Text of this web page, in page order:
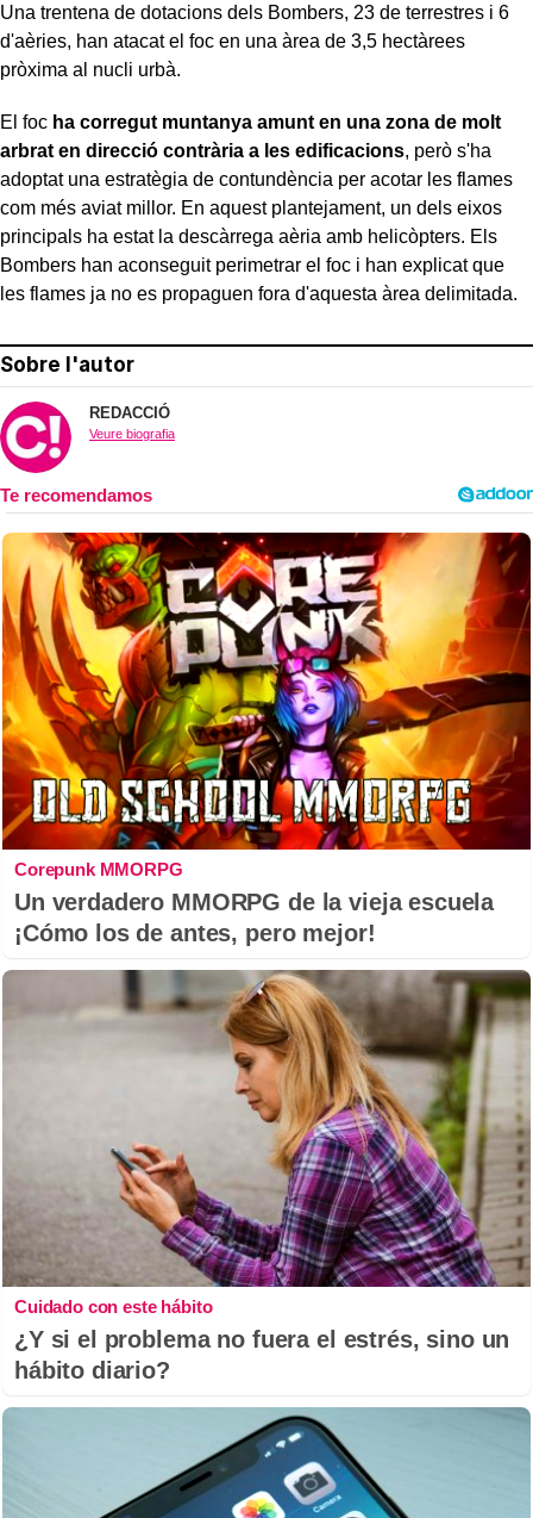
Una trentena de dotacions dels Bombers, 23 de terrestres i 6
d'aèries, han atacat el foc en una àrea de 3,5 hectàrees
pròxima al nucli urbà.
El foc ha corregut muntanya amunt en una zona de molt
arbrat en direcció contrària a les edificacions, però s'ha
adoptat una estratègia de contundència per acotar les flames
com més aviat millor. En aquest plantejament, un dels eixos
principals ha estat la descàrrega aèria amb helicòpters. Els
Bombers han aconseguit perimetrar el foc i han explicat que
les flames ja no es propaguen fora d'aquesta àrea delimitada.
Sobre l'autor
REDACCIÓ
Veure biografia
Corepunk MMORPG
Un verdadero MMORPG de la vieja escuela
¡Cómo los de antes, pero mejor!
Cuidado con este hábito
¿Y si el problema no fuera el estrés, sino un
hábito diario?